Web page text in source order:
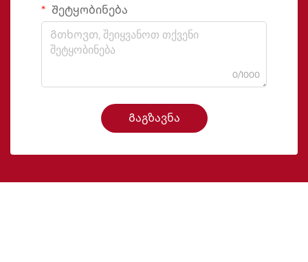
Შეტყობინება
0/1000
Გაგზავნა